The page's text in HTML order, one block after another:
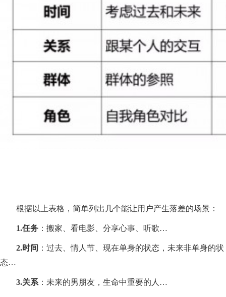
根据以上表格，简单列出几个能让用户产生落差的场景：
1.任务 ：搬家、看电影、分享心事、听歌…
2.时间 ：过去、情人节、现在单身的状态，未来非单身的状
态…
3.关系 ：未来的男朋友，生命中重要的人…